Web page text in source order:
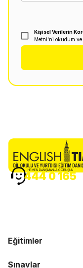
Kişisel Verilerin
Metni'ni okudum ve
Eğitimler
Sınavlar
HEMEN DANIŞMANLA GÖRÜŞÜN
444 0 165